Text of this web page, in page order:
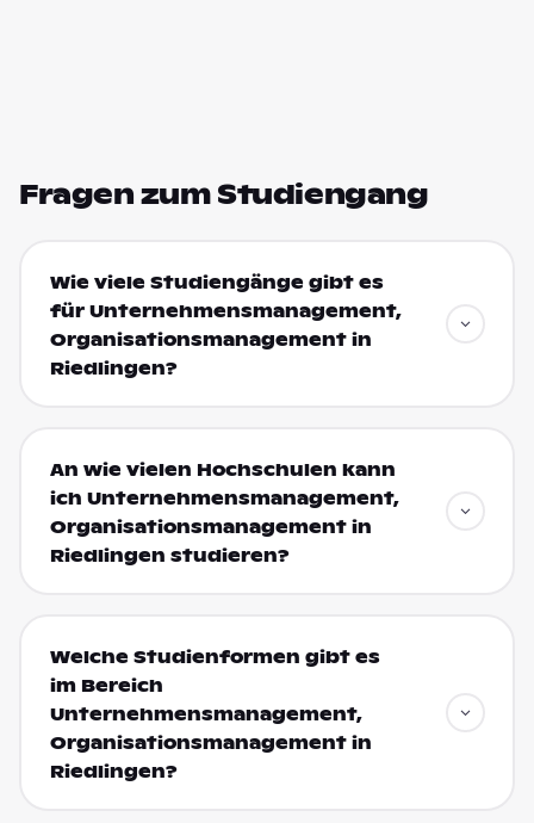
Fragen zum Studiengang
Wie viele Studiengänge gibt es
für Unternehmensmanagement,
Organisationsmanagement in
Riedlingen?
An wie vielen Hochschulen kann
ich Unternehmensmanagement,
Organisationsmanagement in
Riedlingen studieren?
Welche Studienformen gibt es
im Bereich
Unternehmensmanagement,
Organisationsmanagement in
Riedlingen?